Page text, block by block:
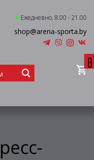
Ежедневно, 8.00 - 21.00
shop@arena-sporta.by
0